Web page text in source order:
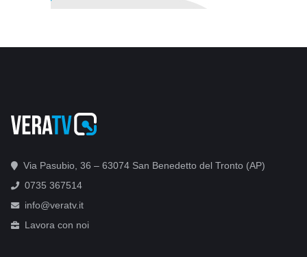
Via Pasubio, 36 – 63074 San Benedetto del Tronto (AP)
0735 367514
info@veratv.it
Lavora con noi